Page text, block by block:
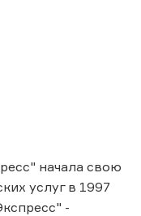
начала свою
услуг в 1997
-